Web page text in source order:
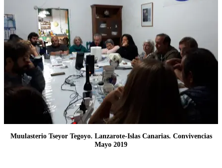
Muulasterio Tseyor Tegoyo. Lanzarote-Islas Canarias. Convivencias
Mayo 2019